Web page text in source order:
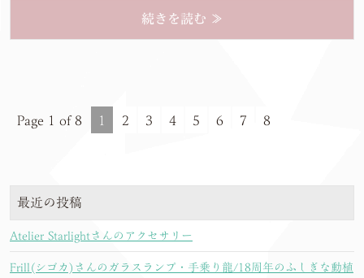
続きを読む ≫
Page 1 of 8 1 2 3 4 5 6 7 8
最近の投稿
Atelier Starlightさんのアクセサリー
Frill(シゴカ)さんのガラスランプ・手乗り龍/18周年のふしぎな動植